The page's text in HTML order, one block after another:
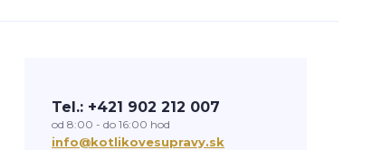
Tel.: +421 902 212 007
od 8:00 - do 16:00 hod
info@kotlikovesupravy.sk